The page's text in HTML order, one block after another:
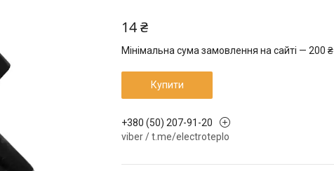
14 ₴
Мінімальна сума замовлення на сайті — 200 ₴
Купити
+380 (50) 207-91-20
viber / t.me/electroteplo